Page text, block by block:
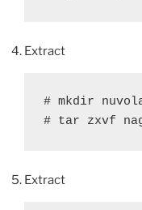
Extract
# mkdir
# tar zxvf
Extract